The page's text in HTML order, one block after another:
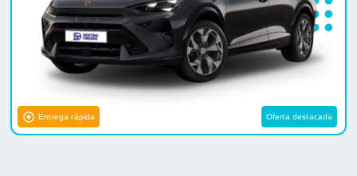
Entrega rápida Oferta destacada